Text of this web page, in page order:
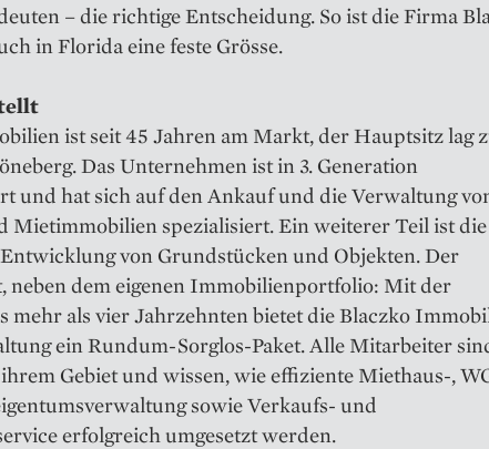
– die richtige Entscheidung. So ist die Firma
in Florida eine feste Grösse.
ist seit 45 Jahren am Markt, der Hauptsitz lag
Das Unternehmen ist in 3. Generation
und hat sich auf den Ankauf und die Verwaltung
Mietimmobilien spezialisiert. Ein weiterer Teil ist die
von Grundstücken und Objekten. Der
neben dem eigenen Immobilienportfolio: Mit der
mehr als vier Jahrzehnten bietet die Blaczko
ein Rundum-Sorglos-Paket. Alle Mitarbeiter
Gebiet und wissen, wie effiziente Miethaus-,
sowie Verkaufs- und
erfolgreich umgesetzt werden.